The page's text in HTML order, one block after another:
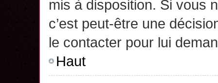
mis à disposition. Si vous
c’est peut-être une
le contacter pour lui
Haut